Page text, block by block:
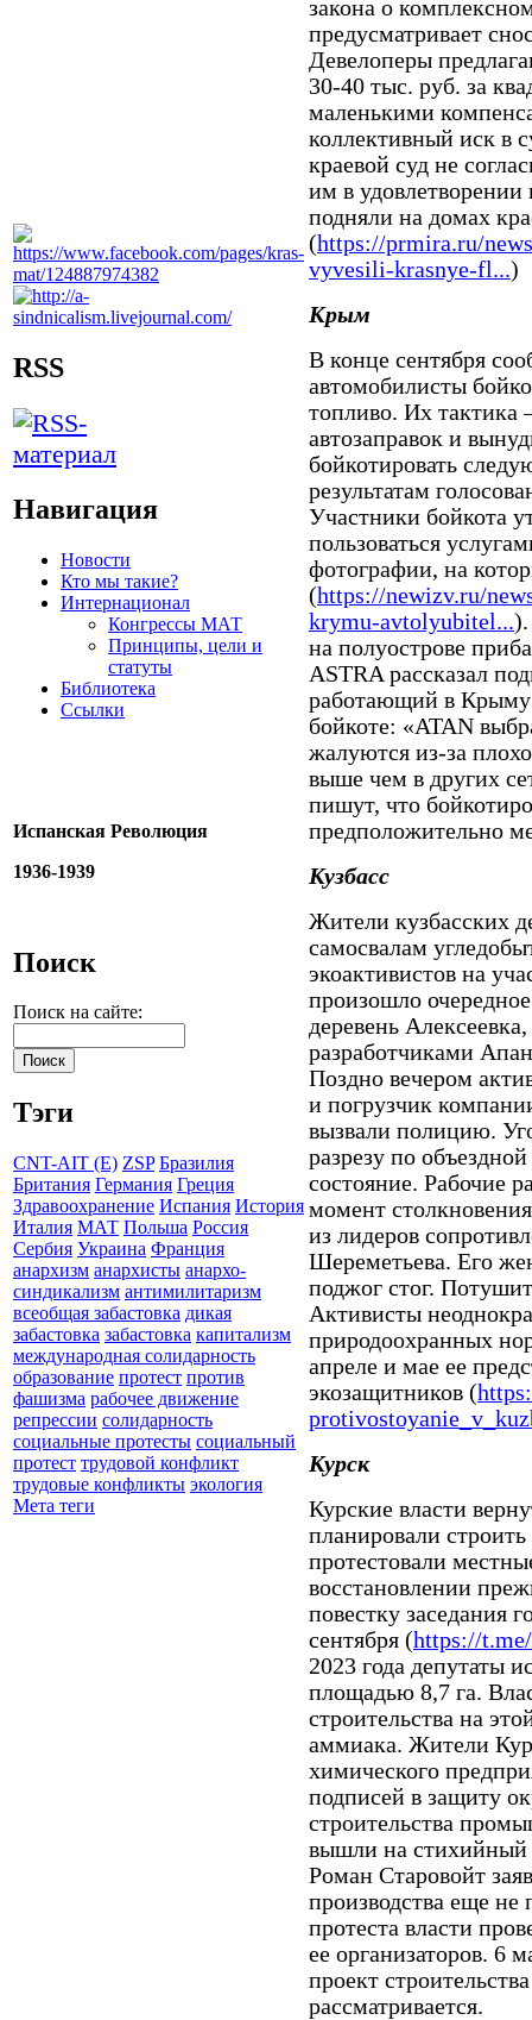
RSS
Навигация
Новости
Кто мы такие?
Интернационал
Конгрессы МАТ
Принципы, цели и
статуты
Библиотека
Ссылки
Испанская Революция
1936-1939
Поиск
Поиск на сайте:
Тэги
CNT-AIT (E) ZSP Бразилия
Британия Германия Греция
Здравоохранение Испания История
Италия МАТ Польша Россия
Сербия Украина Франция
анархизм анархисты анархо-
синдикализм антимилитаризм
всеобщая забастовка дикая
забастовка забастовка капитализм
международная солидарность
образование протест против
фашизма рабочее движение
репрессии солидарность
социальные протесты социальный
протест трудовой конфликт
трудовые конфликты экология
Мета теги
закона о
предусматривает
Девелоперы
30-40 тыс. руб. за
маленькими
коллективный иск в
краевой суд не
им в удовлетворении
подняли на домах
(https://prmira.ru/
vyvesili-krasnye-fl...)
Крым
В конце сентября
автомобилисты
топливо. Их тактика
автозаправок и
бойкотировать
результатам
Участники бойкота
пользоваться
фотографии, на
(https://newizv.ru/
krymu-avtolyubitel...).
на полуострове
ASTRA рассказал
работающий в Крыму
бойкоте: «ATAN
жалуются из-за
выше чем в других
пишут, что
предположительно
Кузбасс
Жители кузбасских
самосвалам
экоактивистов на
произошло
деревень
разработчиками
Поздно вечером
и погрузчик
вызвали полицию.
разрезу по
состояние. Рабочие
момент
из лидеров
Шереметьева. Его
поджог стог.
Активисты
природоохранных
апреле и мае ее
экозащитников (
Курск
Курские власти
планировали
протестовали
восстановлении
повестку заседания
сентября (https://
2023 года депутаты
площадью 8,7 га.
строительства на
аммиака. Жители
химического
подписей в защиту
строительства
вышли на стихийный
Роман Старовойт
производства еще
протеста власти
ее организаторов. 6
проект
рассматривается.